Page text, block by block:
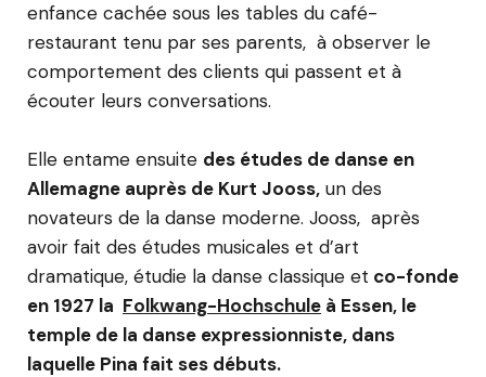
enfance cachée sous les tables du café-
restaurant tenu par ses parents, à observer le
comportement des clients qui passent et à
écouter leurs conversations.
Elle entame ensuite des études de danse en
Allemagne auprès de Kurt Jooss, un des
novateurs de la danse moderne. Jooss, après
avoir fait des études musicales et d’art
dramatique, étudie la danse classique et co-fonde
en 1927 la Folkwang-Hochschule à Essen, le
temple de la danse expressionniste, dans
laquelle Pina fait ses débuts.